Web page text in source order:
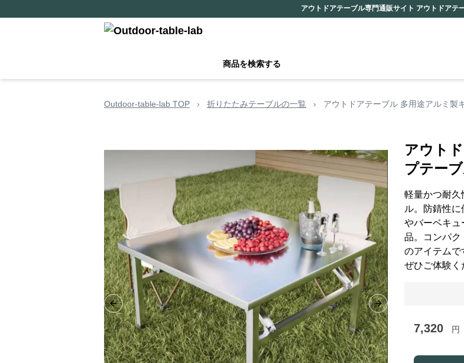
アウトドアテーブル専門通販サイト アウトドアテ
商品を検索する
Outdoor-table-lab TOP › 折りたたみテーブルの一覧 › アウトドアテーブル 多用途アルミ製
Previous slide Next slide
アウト
プテー
軽量かつ耐久
ル。防錆性
やバーベキュ
品。コンパク
のアイテムで
ぜひご体験く
7,320 円